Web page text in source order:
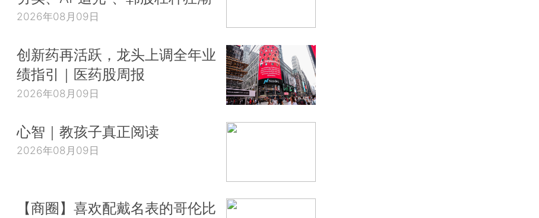
2026年08月09日
创新药再活跃，龙头上调全年业
绩指引｜医药股周报
2026年08月09日
心智｜教孩子真正阅读
2026年08月09日
【商圈】喜欢配戴名表的哥伦比